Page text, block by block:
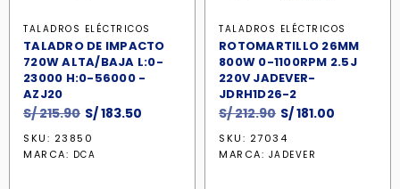
TALADROS ELÉCTRICOS
TALADRO DE IMPACTO
720W ALTA/BAJA L:0-
23000 H:0-56000 -
AZJ20
S/215.90 El
precio
original
S/183.50
SKU: 23850
MARCA: DCA
TALADROS ELÉCTRICOS
ROTOMARTILLO 26MM
800W 0-1100RPM 2.5J
220V JADEVER-
JDRH1D26-2
S/212.90 El
precio
original
S/181.00
SKU: 27034
MARCA: JADEVER